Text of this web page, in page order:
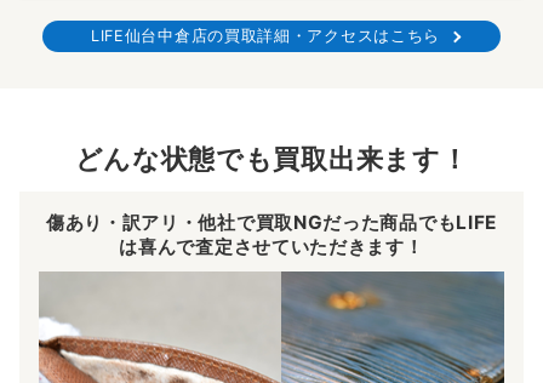
LIFE仙台中倉店の買取詳細・アクセスはこちら
どんな状態でも買取出来ます！
傷あり・訳アリ・他社で買取NGだった商品でもLIFE
は喜んで査定させていただきます！